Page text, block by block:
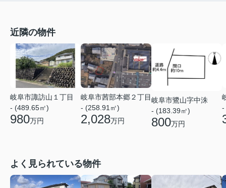
近隣の物件
岐阜市諏訪山１丁目
- (489.65㎡)
980万円
岐阜市茜部本郷２丁目
- (258.91㎡)
2,028万円
岐阜市鷺山字中洙
- (183.39㎡)
800万円
-
よく見られている物件